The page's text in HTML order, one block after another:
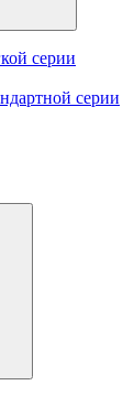
серии
серии